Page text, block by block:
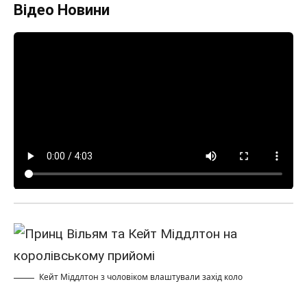
Відео Новини
Кейт Міддлтон з чоловіком влаштували захід коло